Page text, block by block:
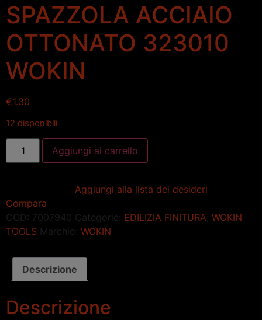
SPAZZOLA ACCIAIO
OTTONATO 323010
WOKIN
€1.30
12 disponibili
Aggiungi al carrello
Aggiungi alla lista dei desideri
Compara
COD: 7007940 Categorie: EDILIZIA FINITURA WOKIN
TOOLS Marchio: WOKIN
Descrizione
Descrizione